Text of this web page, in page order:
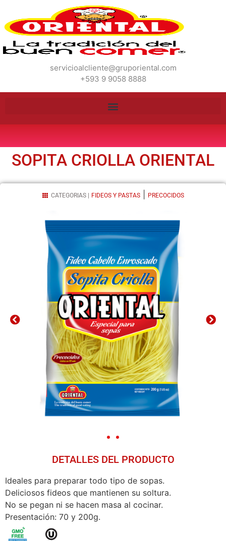
servicioalcliente@gruporiental.com
+593 9 9058 8888
SOPITA CRIOLLA ORIENTAL
CATEGORIAS | FIDEOS Y PASTAS| PRECOCIDOS
DETALLES DEL PRODUCTO
Ideales para preparar todo tipo de sopas.
Deliciosos fideos que mantienen su soltura.
No se pegan ni se hacen masa al cocinar.
Presentación: 70 y 200g.